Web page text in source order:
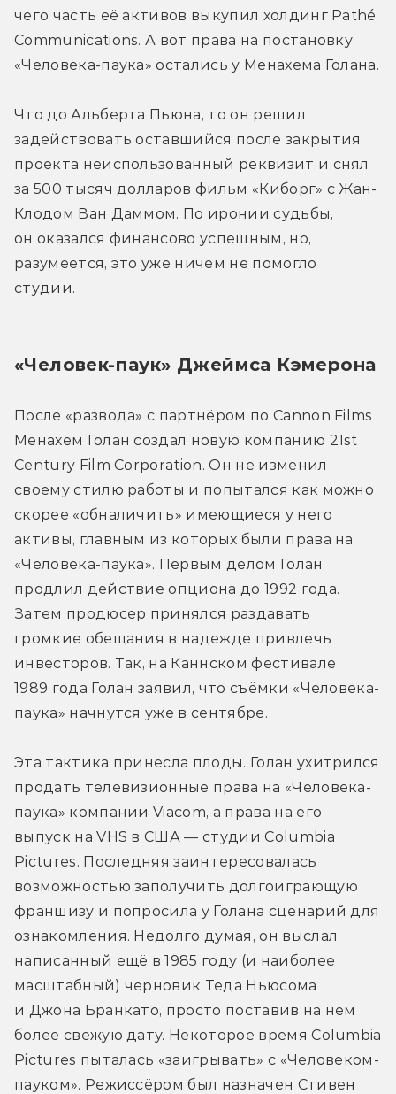
чего часть её активов выкупил холдинг Pathé
Communications. А вот права на постановку
«Человека-паука» остались у Менахема Голана.
Что до Альберта Пьюна, то он решил
задействовать оставшийся после закрытия
проекта неиспользованный реквизит и снял
за 500 тысяч долларов фильм «Киборг» с Жан-
Клодом Ван Даммом. По иронии судьбы,
он оказался финансово успешным, но,
разумеется, это уже ничем не помогло
студии.
«Человек-паук» Джеймса Кэмерона
После «развода» с партнёром по Cannon Films
Менахем Голан создал новую компанию 21st
Century Film Corporation. Он не изменил
своему стилю работы и попытался как можно
скорее «обналичить» имеющиеся у него
активы, главным из которых были права на
«Человека-паука». Первым делом Голан
продлил действие опциона до 1992 года.
Затем продюсер принялся раздавать
громкие обещания в надежде привлечь
инвесторов. Так, на Каннском фестивале
1989 года Голан заявил, что съёмки «Человека-
паука» начнутся уже в сентябре.
Эта тактика принесла плоды. Голан ухитрился
продать телевизионные права на «Человека-
паука» компании Viacom, а права на его
выпуск на VHS в США — студии Columbia
Pictures. Последняя заинтересовалась
возможностью заполучить долгоиграющую
франшизу и попросила у Голана сценарий для
ознакомления. Недолго думая, он выслал
написанный ещё в 1985 году (и наиболее
масштабный) черновик Теда Ньюсома
и Джона Бранкато, просто поставив на нём
более свежую дату. Некоторое время Columbia
Pictures пыталась «заигрывать» с «Человеком-
пауком». Режиссёром был назначен Стивен